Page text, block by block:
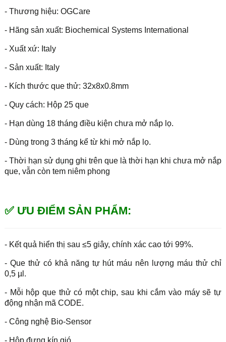
- Thương hiệu: OGCare
- Hãng sản xuất: Biochemical Systems International
- Xuất xứ: Italy
- Sản xuất: Italy
- Kích thước que thử: 32x8x0.8mm
- Quy cách: Hộp 25 que
- Hạn dùng 18 tháng điều kiện chưa mở nắp lọ.
- Dùng trong 3 tháng kể từ khi mở nắp lọ.
- Thời hạn sử dụng ghi trên que là thời hạn khi chưa mở nắp
que, vẫn còn tem niêm phong
✅ ƯU ĐIỂM SẢN PHẨM:
- Kết quả hiển thị sau ≤5 giây, chính xác cao tới 99%.
- Que thử có khả năng tự hút máu nên lượng máu thử chỉ
0,5 µl.
- Mỗi hộp que thử có một chip, sau khi cắm vào máy sẽ tự
động nhận mã CODE.
- Công nghệ Bio-Sensor
- Hộp đựng kín gió